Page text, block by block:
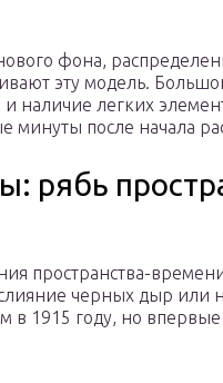
фона,
эту модель.
наличие легких
минуты после начала
рябь
пространства-
черных дыр или
1915 году, но